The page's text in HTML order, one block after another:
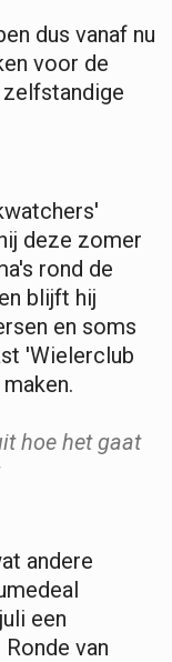
dus vanaf nu
voor de
deze zomer
rond de
blijft hij
en soms
'Wielerclub
hoe het gaat
andere
een
van